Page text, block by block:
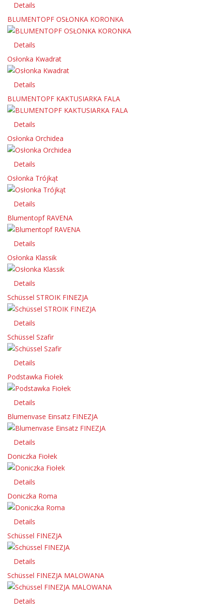
Details
BLUMENTOPF OSŁONKA KORONKA
Details
Osłonka Kwadrat
Details
BLUMENTOPF KAKTUSIARKA FALA
Details
Osłonka Orchidea
Details
Osłonka Trójkąt
Details
Blumentopf RAVENA
Details
Osłonka Klassik
Details
Schüssel STROIK FINEZJA
Details
Schüssel Szafir
Details
Podstawka Fiołek
Details
Blumenvase Einsatz FINEZJA
Details
Doniczka Fiołek
Details
Doniczka Roma
Details
Schüssel FINEZJA
Details
Schüssel FINEZJA MALOWANA
Details